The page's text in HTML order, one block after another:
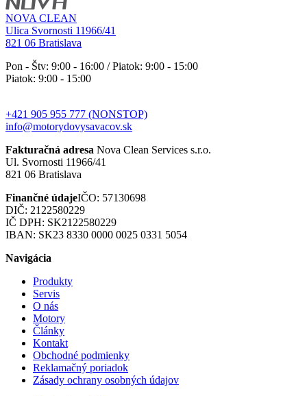
NOVA CLEAN
Ulica Svornosti 11966/41
821 06 Bratislava
Pon - Štv: 9:00 - 16:00 / Piatok: 9:00 - 15:00
Piatok: 9:00 - 15:00
+421 905 955 777 (NONSTOP)
info@motorydovysavacov.sk
Fakturačná adresa Nova Clean Services s.r.o.
Ul. Svornosti 11966/41
821 06 Bratislava
Finančné údajeIČO: 57130698
DIČ: 2122580229
IČ DPH: SK2122580229
IBAN: SK23 8330 0000 0025 0331 5054
Navigácia
Produkty
Servis
O nás
Motory
Články
Kontakt
Obchodné podmienky
Reklamačný poriadok
Zásady ochrany osobných údajov